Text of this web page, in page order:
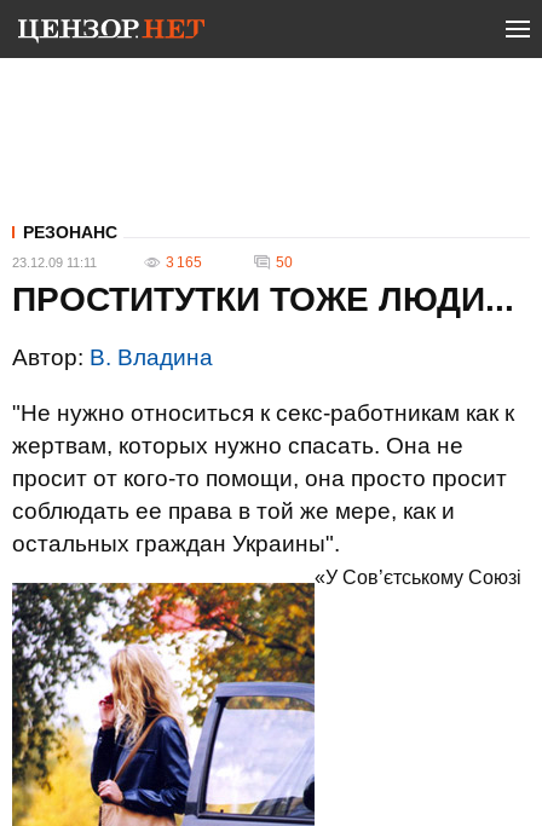
РЕЗОНАНС
23.12.09 11:11 3 165 50
ПРОСТИТУТКИ ТОЖЕ ЛЮДИ...
Автор: В. Владина
"Не нужно относиться к секс-работникам как к
жертвам, которых нужно спасать. Она не
просит от кого-то помощи, она просто просит
соблюдать ее права в той же мере, как и
остальных граждан Украины".
«У Сов’єтському Союзі